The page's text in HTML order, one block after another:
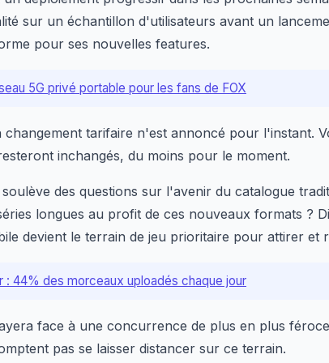
sur un échantillon d'utilisateurs avant un
pour ses nouvelles features.
5G privé portable pour les fans de FOX
tarifaire n'est annoncé pour l'instant.
inchangés, du moins pour le moment.
des questions sur l'avenir du catalogue
longues au profit de ces nouveaux formats ?
devient le terrain de jeu prioritaire pour attirer et
: 44% des morceaux uploadés chaque jour
face à une concurrence de plus en plus
pas se laisser distancer sur ce terrain.